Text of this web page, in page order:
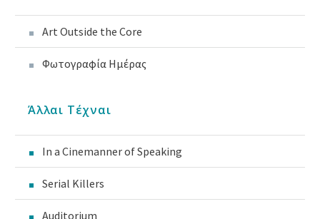
Art Outside the Core
Φωτογραφία Ημέρας
Άλλαι Τέχναι
In a Cinemanner of Speaking
Serial Killers
Auditorium